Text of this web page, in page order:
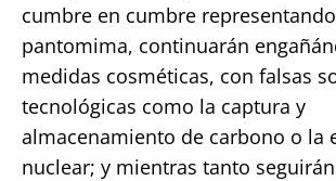
cumbre en cumbre
pantomima, continuarán
medidas cosméticas, con falsas
tecnológicas como la captura y
almacenamiento de carbono o la
nuclear; y mientras tanto